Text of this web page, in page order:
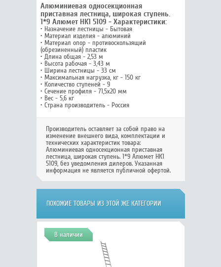
Алюминиевая односекционная
приставная лестница, широкая ступень.
1*9 Алюмет НК1 5109 - Характеристики:
• Назначение лестницы - Бытовая
• Материал изделия - алюминий
• Материал опор - противоскользящий
(обрезиненный) пластик
• Длина общая - 2,53 м
• Высота рабочая - 3,43 м
• Ширина лестницы - 33 см
• Максимальная нагрузка, кг - 150 кг
• Количество ступеней - 9
• Сечение профиля - 71,5х20 мм
• Вес - 5,6 кг
• Страна производитель - Россия
Производитель оставляет за собой право на
изменение внешнего вида, комплектации и
технических характеристик товара:
Алюминиевая односекционная приставная
лестница, широкая ступень. 1*9 Алюмет НК1
5109, без уведомления дилеров. Указанная
информация не является публичной офертой.
ПОХОЖИЕ ТОВАРЫ ИЗ ЭТОЙ ЖЕ КАТЕГОРИИ
В наличии